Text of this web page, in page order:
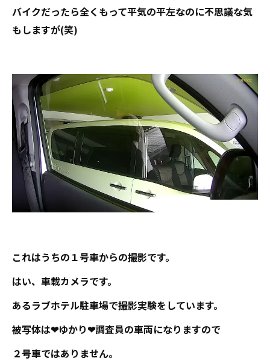
バイクだったら全くもって平気の平左なのに不思議な気
もしますが(笑)
これはうちの１号車からの撮影です。
はい、車載カメラです。
あるラブホテル駐車場で撮影実験をしています。
被写体は❤ゆかり❤調査員の車両になりますので
２号車ではありません。